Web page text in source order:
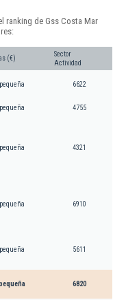
ranking de Gss Costa Mar
(€)
Sector
Actividad
pequeña 6622
pequeña 4755
pequeña 4321
pequeña 6910
pequeña 5611
6820